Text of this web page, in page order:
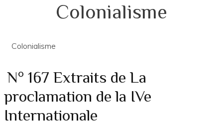
Colonialisme
Colonialisme
N° 167 Extraits de La
proclamation de la IVe
Internationale